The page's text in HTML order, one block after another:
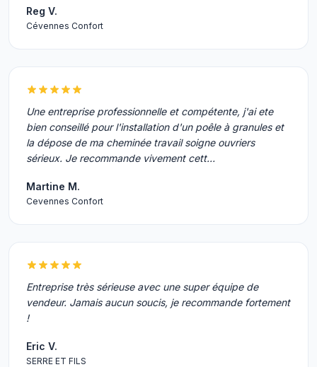
Reg V.
Cévennes Confort
Une entreprise professionnelle et compétente, j'ai ete
bien conseillé pour l'installation d'un poêle à granules et
la dépose de ma cheminée travail soigne ouvriers
sérieux. Je recommande vivement cett…
Martine M.
Cevennes Confort
Entreprise très sérieuse avec une super équipe de
vendeur. Jamais aucun soucis, je recommande fortement
!
Eric V.
SERRE ET FILS